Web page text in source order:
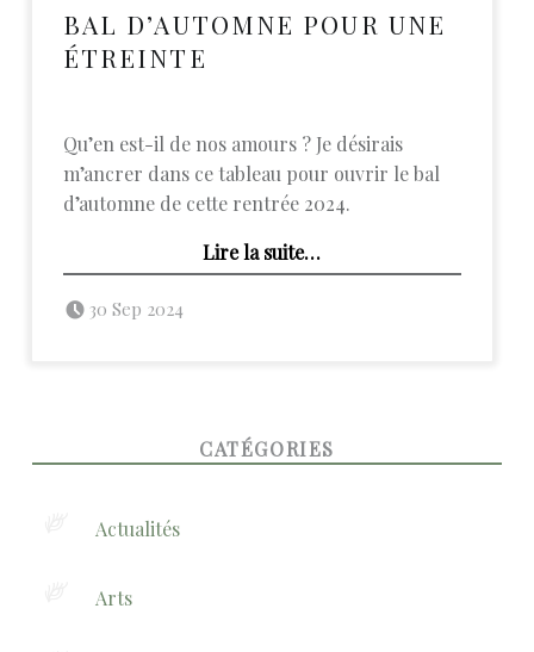
BAL D’AUTOMNE POUR UNE
ÉTREINTE
Qu’en est-il de nos amours ? Je désirais
m’ancrer dans ce tableau pour ouvrir le bal
d’automne de cette rentrée 2024.
Lire la suite…
30 Sep 2024
CATÉGORIES
Actualités
Arts